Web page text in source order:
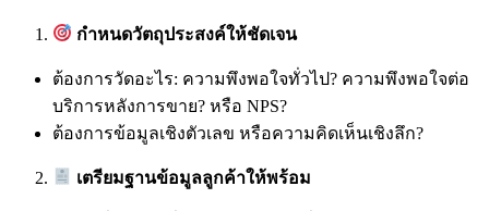
กำหนดวัตถุประสงค์ให้ชัดเจน
ต้องการวัดอะไร: ความพึงพอใจทั่วไป? ความพึงพอใจต่อ
บริการหลังการขาย? หรือ NPS?
ต้องการข้อมูลเชิงตัวเลข หรือความคิดเห็นเชิงลึก?
เตรียมฐานข้อมูลลูกค้าให้พร้อม